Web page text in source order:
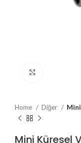
Home Diğer
Mini Küresel